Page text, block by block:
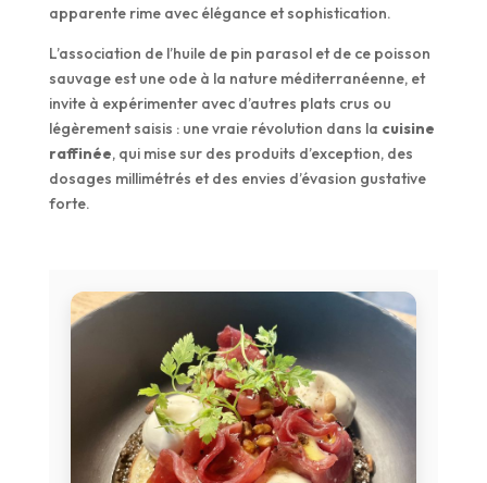
apparente rime avec élégance et sophistication.
L’association de l’huile de pin parasol et de ce poisson
sauvage est une ode à la nature méditerranéenne, et
invite à expérimenter avec d’autres plats crus ou
légèrement saisis : une vraie révolution dans la cuisine
raffinée, qui mise sur des produits d’exception, des
dosages millimétrés et des envies d’évasion gustative
forte.